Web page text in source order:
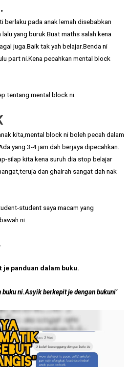
berlaku pada anak lemah disebabkan
yang buruk.Buat maths salah kena
juga.Baik tak yah belajar.Benda ni
part ni.Kena pecahkan mental block
tentang mental block ni.
kita,mental block ni boleh pecah dalam
yang 3-4 jam dah berjaya dipecahkan.
silap kita kena suruh dia stop belajar
dan ghairah sangat dah nak
student saya macam yang
ni.
panduan dalam buku.
buku ni.Asyik berkepit je dengan bukuni’